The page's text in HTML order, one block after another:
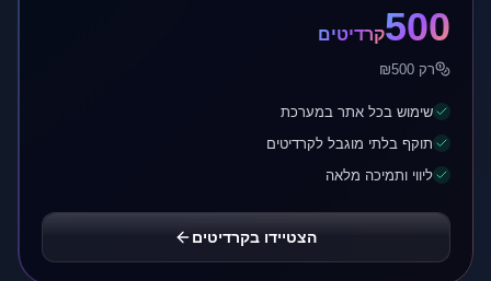
500קרדיטים
רק ₪500
שימוש בכל אתר במערכת
תוקף בלתי מוגבל לקרדיטים
ליווי ותמיכה מלאה
הצטיידו בקרדיטים